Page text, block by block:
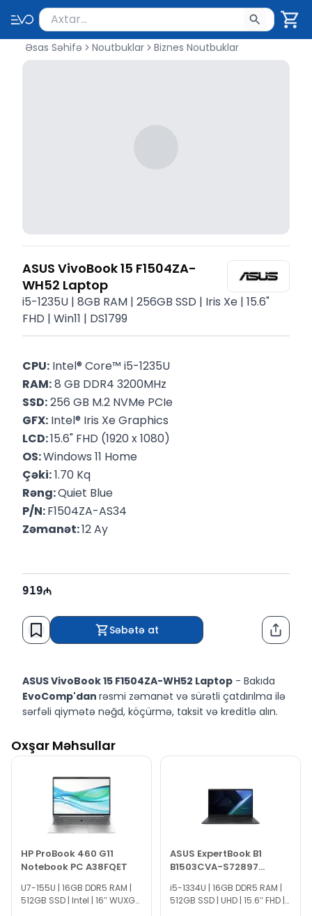
Məhsul axtar
Axtarış üçün ən azı 2 simvol yazın. Göndərmək
Əsas Səhifə Noutbuklar Biznes Noutbuklar
ASUS VivoBook 15 F1504ZA-
WH52 Laptop
i5-1235U | 8GB RAM | 256GB SSD | Iris Xe | 15.6"
FHD | Win11 | DS1799
CPU: Intel® Core™ i5-1235U
RAM: 8 GB DDR4 3200MHz
SSD: 256 GB M.2 NVMe PCIe
GFX: Intel® Iris Xe Graphics
LCD: 15.6" FHD (1920 x 1080)
OS: Windows 11 Home
Çəki: 1.70 Kq
Rəng: Quiet Blue
P/N: F1504ZA-AS34
Zəmanət: 12 Ay
919
Səbətə at
ASUS VivoBook 15 F1504ZA-WH52 Laptop - Bakıda
EvoComp'dan rəsmi zəmanət və sürətli çatdırılma ilə
sərfəli qiymətə nəğd, köçürmə, taksit və kreditlə alın.
Oxşar Məhsullar
HP ProBook 460 G11
Notebook PC A38FQET
U7-155U | 16GB DDR5 RAM |
512GB SSD | Intel | 16″ WUXGA
ASUS ExpertBook B1
B1503CVA-S72897
90NX0801-M036E0
i5-1334U | 16GB DDR5 RAM |
512GB SSD | UHD | 15.6″ FHD |